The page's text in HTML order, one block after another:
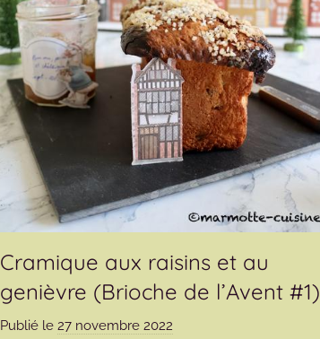
Cramique aux raisins et au
genièvre (Brioche de l’Avent #1)
Publié le 27 novembre 2022